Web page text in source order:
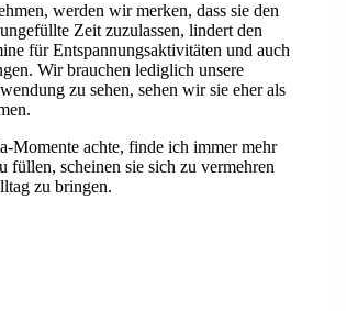
werden wir merken, dass sie den
Zeit zuzulassen, lindert den
für Entspannungsaktivitäten und auch
Wir brauchen lediglich unsere
zu sehen, sehen wir sie eher als
Momente achte, finde ich immer mehr
füllen, scheinen sie sich zu vermehren
zu bringen.